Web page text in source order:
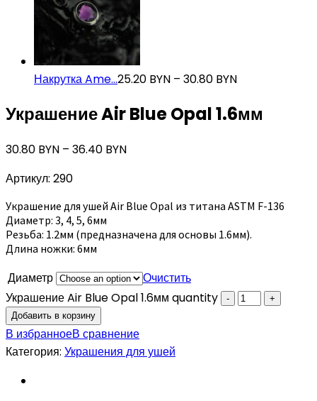
Накрутка Ame...25.20 BYN – 30.80 BYN
Украшение Air Blue Opal 1.6мм
30.80 BYN – 36.40 BYN
Артикул: 290
Украшение для ушей Air Blue Opal из титана ASTM F-136
Диаметр: 3, 4, 5, 6мм
Резьба: 1.2мм (предназначена для основы 1.6мм).
Длина ножки: 6мм
Диаметр
Очистить
Украшение Air Blue Opal 1.6мм quantity
Добавить в корзину
В избранноеВ сравнение
Категория: Украшения для ушей